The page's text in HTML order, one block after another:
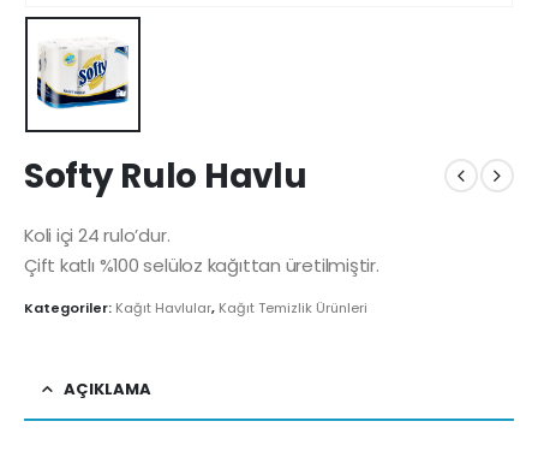
Softy Rulo Havlu
Koli içi 24 rulo’dur.
Çift katlı %100 selüloz kağıttan üretilmiştir.
Kategoriler: Kağıt Havlular, Kağıt Temizlik Ürünleri
AÇIKLAMA